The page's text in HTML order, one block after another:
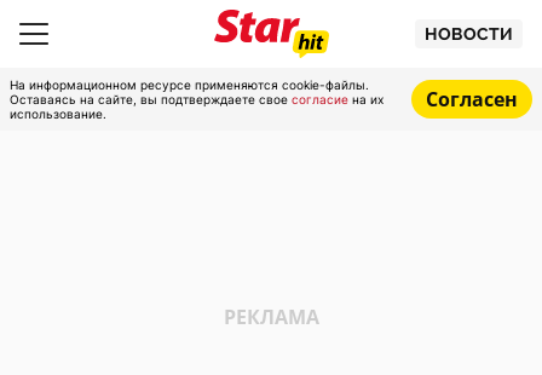
НОВОСТИ
На информационном ресурсе применяются cookie-файлы.
Оставаясь на сайте, вы подтверждаете свое согласие на их
использование.
Согласен